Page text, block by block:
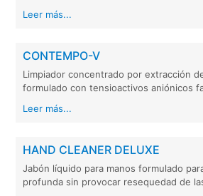
Leer más...
CONTEMPO-V
Limpiador concentrado por extracción
formulado con tensioactivos aniónicos
Leer más...
HAND CLEANER DELUXE
Jabón líquido para manos formulado
profunda sin provocar resequedad de